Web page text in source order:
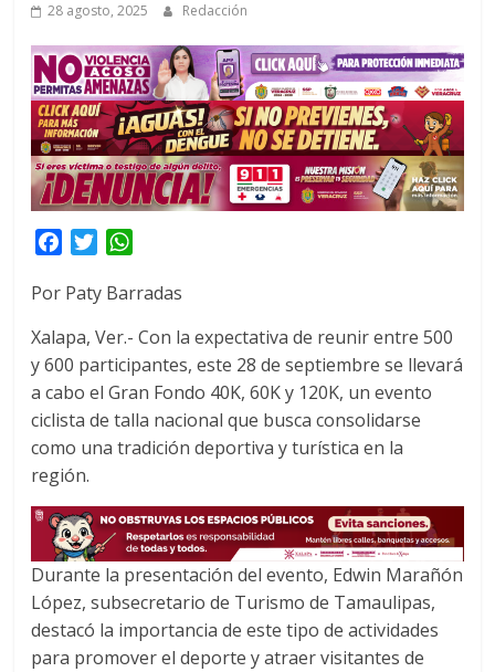
28 agosto, 2025 Redacción
c
b
o
o
k
T
i
t
e
r
a
s
A
p
p
Por Paty Barradas
Xalapa, Ver.- Con la expectativa de reunir entre 500
y 600 participantes, este 28 de septiembre se llevará
a cabo el Gran Fondo 40K, 60K y 120K, un evento
ciclista de talla nacional que busca consolidarse
como una tradición deportiva y turística en la
región.
Durante la presentación del evento, Edwin Marañón
López, subsecretario de Turismo de Tamaulipas,
destacó la importancia de este tipo de actividades
para promover el deporte y atraer visitantes de